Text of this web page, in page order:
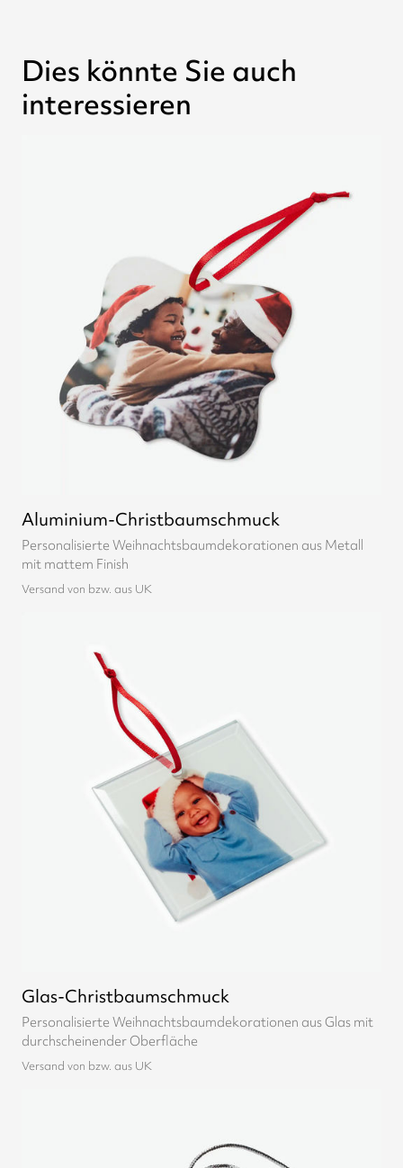
Dies könnte Sie auch
interessieren
Aluminium-Christbaumschmuck
Personalisierte Weihnachtsbaumdekorationen aus Metall
mit mattem Finish
Versand von bzw. aus UK
Glas-Christbaumschmuck
Personalisierte Weihnachtsbaumdekorationen aus Glas mit
durchscheinender Oberfläche
Versand von bzw. aus UK